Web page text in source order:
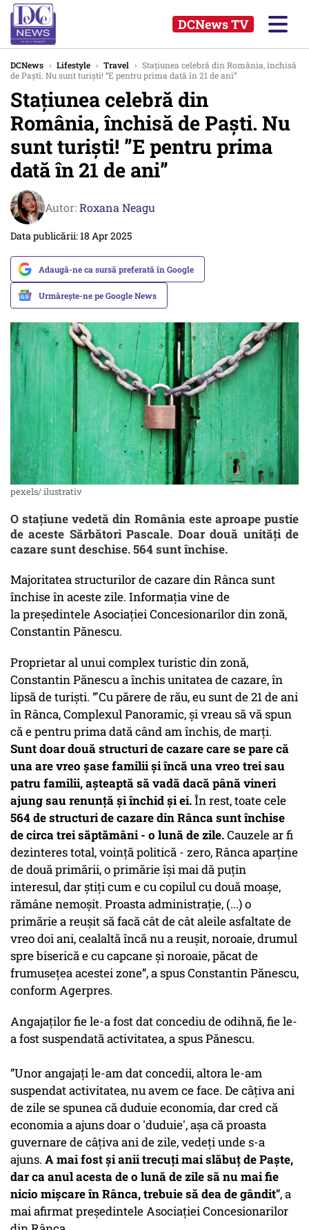
DCNews TV
DCNews › Lifestyle › Travel › Stațiunea celebră din România, închisă
de Paști. Nu sunt turiști! ”E pentru prima dată în 21 de ani”
Stațiunea celebră din
România, închisă de Paști. Nu
sunt turiști! ”E pentru prima
dată în 21 de ani”
Autor:Roxana Neagu
Data publicării: 18 Apr 2025
Adaugă-ne ca sursă preferată în Google
Urmărește-ne pe Google News
pexels/ ilustrativ
O stațiune vedetă din România este aproape pustie
de aceste Sărbători Pascale. Doar două unități de
cazare sunt deschise. 564 sunt închise.
Majoritatea structurilor de cazare din Rânca sunt
închise în aceste zile. Informația vine de
la președintele Asociației Concesionarilor din zonă,
Constantin Pănescu.
Proprietar al unui complex turistic din zonă,
Constantin Pănescu a închis unitatea de cazare, în
lipsă de turiști. ”'Cu părere de rău, eu sunt de 21 de ani
în Rânca, Complexul Panoramic, și vreau să vă spun
că e pentru prima dată când am închis, de marți.
Sunt doar două structuri de cazare care se pare că
una are vreo șase familii și încă una vreo trei sau
patru familii, așteaptă să vadă dacă până vineri
ajung sau renunță și închid și ei.În rest, toate cele
564 de structuri de cazare din Rânca sunt închise
de circa trei săptămâni - o lună de zile.Cauzele ar fi
dezinteres total, voință politică - zero, Rânca aparține
de două primării, o primărie își mai dă puțin
interesul, dar știți cum e cu copilul cu două moașe,
rămâne nemoșit. Proasta administrație, (...) o
primărie a reușit să facă cât de cât aleile asfaltate de
vreo doi ani, cealaltă încă nu a reușit, noroaie, drumul
spre biserică e cu capcane și noroaie, păcat de
frumusețea acestei zone”, a spus Constantin Pănescu,
conform Agerpres.
Angajaților fie le-a fost dat concediu de odihnă, fie le-
a fost suspendată activitatea, a spus Pănescu.
”Unor angajați le-am dat concedii, altora le-am
suspendat activitatea, nu avem ce face. De câțiva ani
de zile se spunea că duduie economia, dar cred că
economia a ajuns doar o 'duduie', așa că proasta
guvernare de câțiva ani de zile, vedeți unde s-a
ajuns. A mai fost și anii trecuți mai slăbuț de Paște,
dar ca anul acesta de o lună de zile să nu mai fie
nicio mișcare în Rânca, trebuie să dea de gândit”, a
mai afirmat președintele Asociației Concesionarilor